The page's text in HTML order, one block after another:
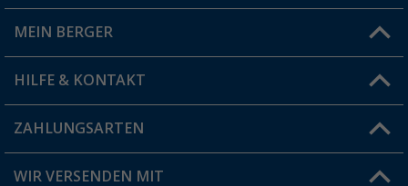
Filiale finden
MEIN BERGER
Vorteilskarte
Blog
HILFE & KONTAKT
FAQ & Kontakt
Versandinformationen
ZAHLUNGSARTEN
WIR VERSENDEN MIT